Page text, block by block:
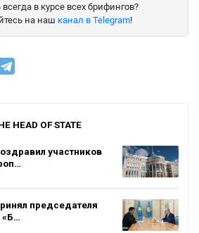
в курсе всех брифингов?
на наш канал в Telegram!
HEAD OF STATE
участников
председателя
«Б…